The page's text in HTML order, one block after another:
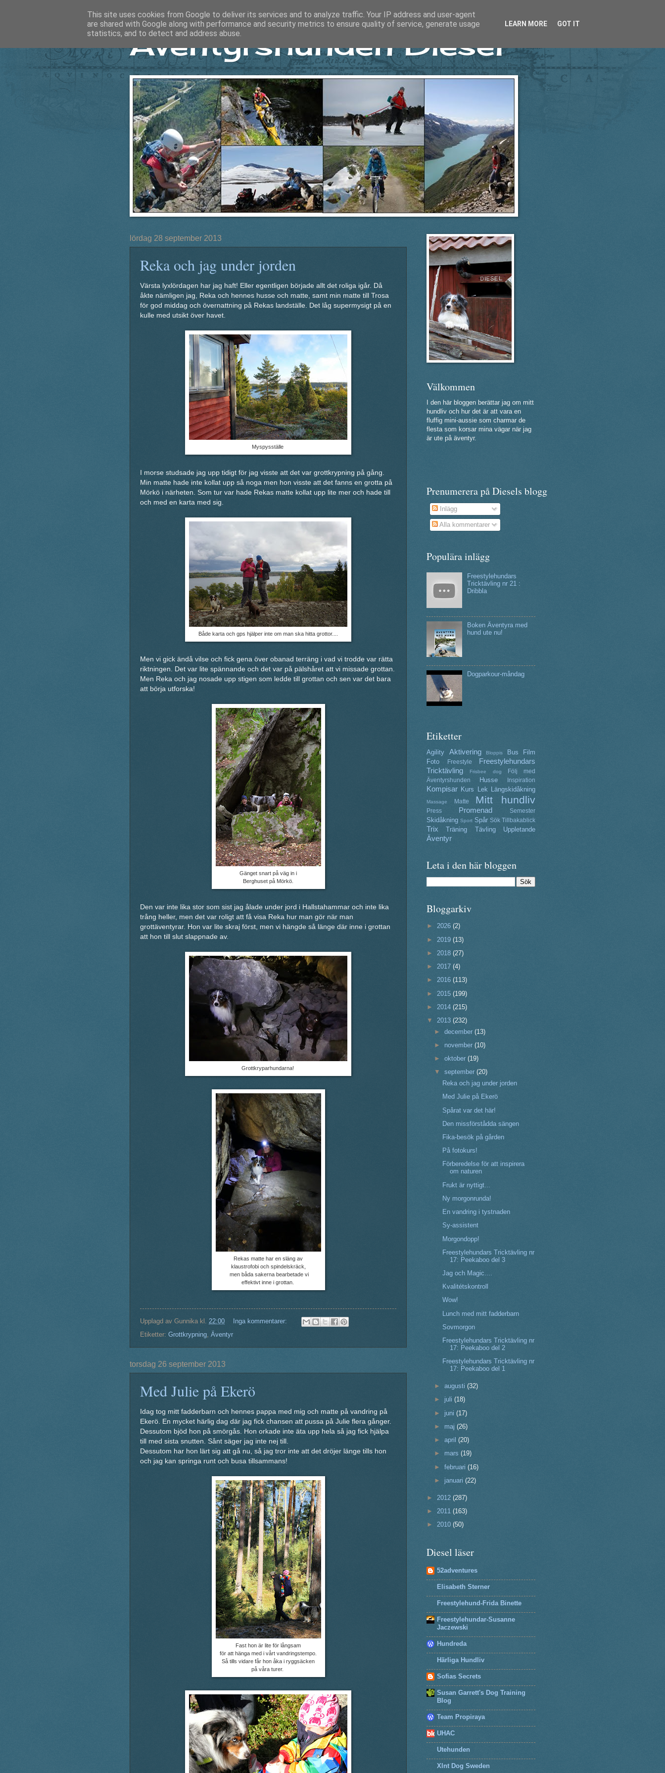
Äventyrshunden Diesel
lördag 28 september 2013
Reka och jag under jorden
Värsta lyxlördagen har jag haft! Eller egentligen började allt det roliga igår. Då
åkte nämligen jag, Reka och hennes husse och matte, samt min matte till Trosa
för god middag och övernattning på Rekas landställe. Det låg supermysigt på en
kulle med utsikt över havet.
Myspysställe
I morse studsade jag upp tidigt för jag visste att det var grottkrypning på gång.
Min matte hade inte kollat upp så noga men hon visste att det fanns en grotta på
Mörkö i närheten. Som tur var hade Rekas matte kollat upp lite mer och hade till
och med en karta med sig.
Både karta och gps hjälper inte om man ska hitta grottor....
Men vi gick ändå vilse och fick gena över obanad terräng i vad vi trodde var rätta
riktningen. Det var lite spännande och det var på pälshåret att vi missade grottan.
Men Reka och jag nosade upp stigen som ledde till grottan och sen var det bara
att börja utforska!
Gänget snart på väg in i
Berghuset på Mörkö.
Den var inte lika stor som sist jag ålade under jord i Hallstahammar och inte lika
trång heller, men det var roligt att få visa Reka hur man gör när man
grottäventyrar. Hon var lite skraj först, men vi hängde så länge där inne i grottan
att hon till slut slappnade av.
Grottkryparhundarna!
Rekas matte har en släng av
klaustrofobi och spindelskräck,
men båda sakerna bearbetade vi
effektivt inne i grottan.
Upplagd av Gunnika kl. 22:00
Inga kommentarer:
Etiketter: Grottkrypning, Äventyr
torsdag 26 september 2013
Med Julie på Ekerö
Idag tog mitt fadderbarn och hennes pappa med mig och matte på vandring på
Ekerö. En mycket härlig dag där jag fick chansen att pussa på Julie flera gånger.
Dessutom bjöd hon på smörgås. Hon orkade inte äta upp hela så jag fick hjälpa
till med sista snutten. Sånt säger jag inte nej till.
Dessutom har hon lärt sig att gå nu, så jag tror inte att det dröjer länge tills hon
och jag kan springa runt och busa tillsammans!
Fast hon är lite för långsam
för att hänga med i vårt vandringstempo.
Så tills vidare får hon åka i ryggsäcken
på våra turer.
Välkommen
I den här bloggen berättar jag om mitt
hundliv och hur det är att vara en
fluffig mini-aussie som charmar de
flesta som korsar mina vägar när jag
är ute på äventyr.
Prenumerera på Diesels blogg
Inlägg
Alla kommentarer
Populära inlägg
Freestylehundars
Tricktävling nr 21 :
Dribbla
Boken Äventyra med
hund ute nu!
Dogparkour-måndag
Etiketter
Agility Aktivering Bloppis Bus
Film
Foto
Freestyle
Freestylehundars
Tricktävling
Frisbee dog
Följ med
Äventyrshunden
Husse Inspiration
Kompisar Kurs Lek Längskidåkning
Massage Matte Mitt hundliv
Press Promenad Semester
Skidåkning Sport Spår Sök Tillbakablick
Trix Träning Tävling Uppletande
Äventyr
Leta i den här bloggen
Bloggarkiv
► 2026 (2)
► 2019 (13)
► 2018 (27)
► 2017 (4)
► 2016 (113)
► 2015 (199)
► 2014 (215)
▼ 2013 (232)
►december(13)
► november(10)
►oktober(19)
▼september(20)
Reka och jag under jorden
Med Julie på Ekerö
Spårat var det här!
Den missförstådda sängen
Fika-besök på gården
På fotokurs!
Förberedelse för att inspirera
om naturen
Frukt är nyttigt...
Ny morgonrunda!
En vandring i tystnaden
Sy-assistent
Morgondopp!
Freestylehundars Tricktävling nr
17: Peekaboo del 3
Jag och Magic....
Kvalitétskontroll
Wow!
Lunch med mitt fadderbarn
Sovmorgon
Freestylehundars Tricktävling nr
17: Peekaboo del 2
Freestylehundars Tricktävling nr
17: Peekaboo del 1
►augusti(32)
► juli(18)
► juni(17)
► maj(26)
►april(20)
► mars(19)
►februari(16)
► januari(22)
► 2012 (287)
► 2011 (163)
► 2010 (50)
Diesel läser
52adventures
Elisabeth Sterner
Freestylehund-Frida Binette
Freestylehundar-Susanne
Jaczewski
Hundreda
Härliga Hundliv
Sofias Secrets
Susan Garrett's Dog Training
Blog
Team Propiraya
UHAC
Utehunden
Xlnt Dog Sweden
This site uses cookies from Google to deliver its services and to analyze traffic. Your IP address and user-agent
are shared with Google along with performance and security metrics to ensure quality of service, generate usage
statistics, and to detect and address abuse.
LEARN MORE GOT IT